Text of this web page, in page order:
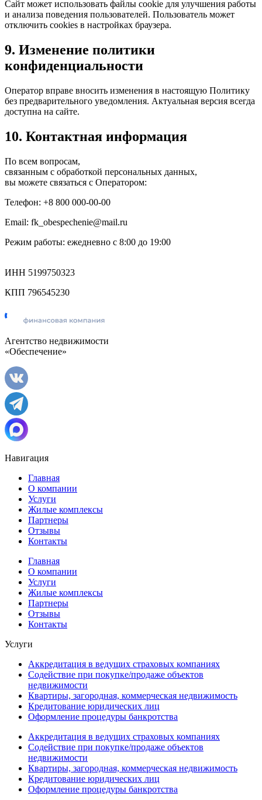
Сайт может использовать файлы cookie для улучшения работы
и анализа поведения пользователей. Пользователь может
отключить cookies в настройках браузера.
9. Изменение политики
конфиденциальности
Оператор вправе вносить изменения в настоящую Политику
без предварительного уведомления. Актуальная версия всегда
доступна на сайте.
10. Контактная информация
По всем вопросам,
связанным с обработкой персональных данных,
вы можете связаться с Оператором:
Телефон: +8 800 000-00-00
Email: fk_obespechenie@mail.ru
Режим работы: ежедневно с 8:00 до 19:00
ИНН 5199750323
КПП 796545230
Агентство недвижимости
«Обеспечение»
Навигация
Главная
О компании
Услуги
Жилые комплексы
Партнеры
Отзывы
Контакты
Главная
О компании
Услуги
Жилые комплексы
Партнеры
Отзывы
Контакты
Услуги
Аккредитация в ведущих страховых компаниях
Cодействие при покупке/продаже объектов
недвижимости
Квартиры, загородная, коммерческая недвижимость
Кредитование юридических лиц
Оформление процедуры банкротства
Аккредитация в ведущих страховых компаниях
Cодействие при покупке/продаже объектов
недвижимости
Квартиры, загородная, коммерческая недвижимость
Кредитование юридических лиц
Оформление процедуры банкротства